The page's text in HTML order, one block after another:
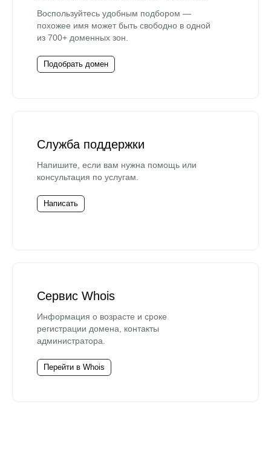
Воспользуйтесь удобным подбором —
похожее имя может быть свободно в одной
из 700+ доменных зон.
Подобрать домен
Служба поддержки
Напишите, если вам нужна помощь или
консультация по услугам.
Написать
Сервис Whois
Информация о возрасте и сроке
регистрации домена, контакты
администратора.
Перейти в Whois